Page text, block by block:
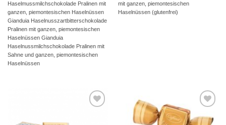
Haselmussmilchschokolade Pralinen mit
ganzen, piemontesischen Haselnüssen
Gianduia Haselnusszartbitterschokolade
Pralinen mit ganzen, piemontesischen
Haselnüssen Gianduia
Haselnussmilchschokolade Pralinen mit
Sahne und ganzen, piemontesischen
Haselnüssen
mit ganzen, piemontesischen
Haselnüssen (glutenfrei)
Auf die
Wunschliste